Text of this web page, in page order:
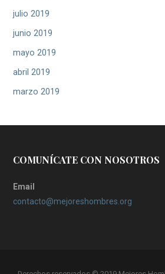
julio 2019
junio 2019
mayo 2019
abril 2019
marzo 2019
COMUNÍCATE CON NOSOTROS
Email
contacto@mejoreshombres.org